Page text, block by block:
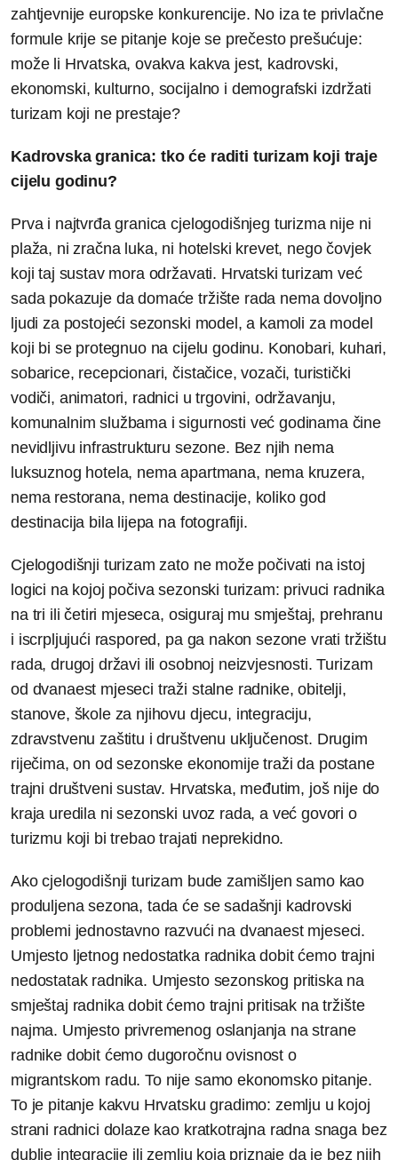
zahtjevnije europske konkurencije. No iza te privlačne
formule krije se pitanje koje se prečesto prešućuje:
može li Hrvatska, ovakva kakva jest, kadrovski,
ekonomski, kulturno, socijalno i demografski izdržati
turizam koji ne prestaje?
Kadrovska granica: tko će raditi turizam koji traje
cijelu godinu?
Prva i najtvrđa granica cjelogodišnjeg turizma nije ni
plaža, ni zračna luka, ni hotelski krevet, nego čovjek
koji taj sustav mora održavati. Hrvatski turizam već
sada pokazuje da domaće tržište rada nema dovoljno
ljudi za postojeći sezonski model, a kamoli za model
koji bi se protegnuo na cijelu godinu. Konobari, kuhari,
sobarice, recepcionari, čistačice, vozači, turistički
vodiči, animatori, radnici u trgovini, održavanju,
komunalnim službama i sigurnosti već godinama čine
nevidljivu infrastrukturu sezone. Bez njih nema
luksuznog hotela, nema apartmana, nema kruzera,
nema restorana, nema destinacije, koliko god
destinacija bila lijepa na fotografiji.
Cjelogodišnji turizam zato ne može počivati na istoj
logici na kojoj počiva sezonski turizam: privuci radnika
na tri ili četiri mjeseca, osiguraj mu smještaj, prehranu
i iscrpljujući raspored, pa ga nakon sezone vrati tržištu
rada, drugoj državi ili osobnoj neizvjesnosti. Turizam
od dvanaest mjeseci traži stalne radnike, obitelji,
stanove, škole za njihovu djecu, integraciju,
zdravstvenu zaštitu i društvenu uključenost. Drugim
riječima, on od sezonske ekonomije traži da postane
trajni društveni sustav. Hrvatska, međutim, još nije do
kraja uredila ni sezonski uvoz rada, a već govori o
turizmu koji bi trebao trajati neprekidno.
Ako cjelogodišnji turizam bude zamišljen samo kao
produljena sezona, tada će se sadašnji kadrovski
problemi jednostavno razvući na dvanaest mjeseci.
Umjesto ljetnog nedostatka radnika dobit ćemo trajni
nedostatak radnika. Umjesto sezonskog pritiska na
smještaj radnika dobit ćemo trajni pritisak na tržište
najma. Umjesto privremenog oslanjanja na strane
radnike dobit ćemo dugoročnu ovisnost o
migrantskom radu. To nije samo ekonomsko pitanje.
To je pitanje kakvu Hrvatsku gradimo: zemlju u kojoj
strani radnici dolaze kao kratkotrajna radna snaga bez
dublje integracije ili zemlju koja priznaje da je bez njih